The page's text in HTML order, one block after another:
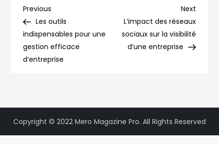
Navigation
de
l’article
Previous
Post
Previous
Les outils
indispensables pour une
gestion efficace
d’entreprise
Next
Post
Next
L’impact des réseaux
sociaux sur la visibilité
d’une entreprise
Copyright © 2022 Mero Magazine Pro. All Rights Reserved